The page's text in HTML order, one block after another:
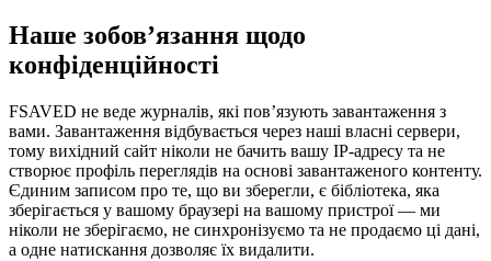
Наше зобов’язання щодо
конфіденційності
FSAVED не веде журналів, які пов’язують завантаження з
вами. Завантаження відбувається через наші власні сервери,
тому вихідний сайт ніколи не бачить вашу IP-адресу та не
створює профіль переглядів на основі завантаженого контенту.
Єдиним записом про те, що ви зберегли, є бібліотека, яка
зберігається у вашому браузері на вашому пристрої — ми
ніколи не зберігаємо, не синхронізуємо та не продаємо ці дані,
а одне натискання дозволяє їх видалити.